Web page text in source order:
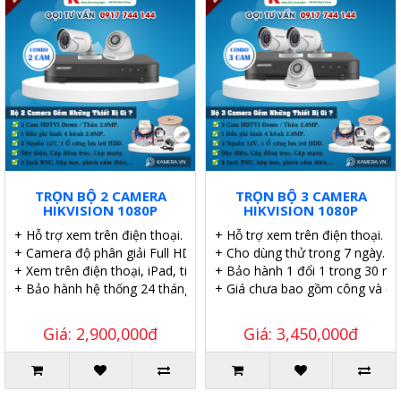
TRỌN BỘ 2 CAMERA
HIKVISION 1080P
+ Hỗ trợ xem trên điện thoại.
+ Camera độ phân giải Full HD.
+ Xem trên điện thoại, iPad, tivi.
+ Bảo hành hệ thống 24 tháng.
Giá: 2,900,000đ
TRỌN BỘ 3 CAMERA
HIKVISION 1080P
+ Hỗ trợ xem trên điện thoại.
+ Cho dùng thử trong 7 ngày.
+ Bảo hành 1 đổi 1 trong 30
+ Giá chưa bao gồm công và ổ
Giá: 3,450,000đ